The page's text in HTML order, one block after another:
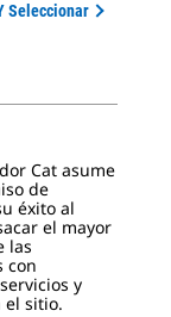
Seleccionar
Cat asume
de
éxito al
el mayor
las
con
y
el sitio.